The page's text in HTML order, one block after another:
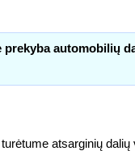
prekyba automobilių
atsarginių dalių